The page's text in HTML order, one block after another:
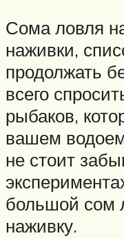
Сома ловля
наживки,
продолжать
всего
рыбаков,
вашем
не стоит
большой сом
наживку.